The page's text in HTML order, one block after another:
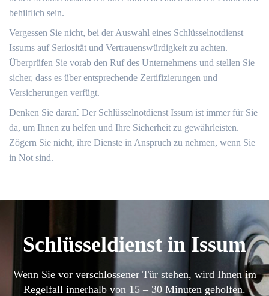
behilflich sein.​
Vergessen Sie nicht, bei der Auswahl eines Schlüsselnotdienst
Issums auf Seriosität und Vertrauenswürdigkeit zu achten.​
Überprüfen Sie vorab den Ruf des Unternehmens und stellen Sie
sicher, dass es über entsprechende Zertifizierungen und
Versicherungen verfügt.​
Denken Sie daran⁚ Der Schlüsselnotdienst Issum ist immer für Sie
da, um Ihnen zu helfen und Ihre Sicherheit zu gewährleisten.​
Zögern Sie nicht, ihre Dienste in Anspruch zu nehmen, wenn Sie
in Not sind.​
Schlüsseldienst in Issum
Wenn Sie vor verschlossener Tür stehen, wird Ihnen im
Regelfall innerhalb von 15 – 30 Minuten geholfen.